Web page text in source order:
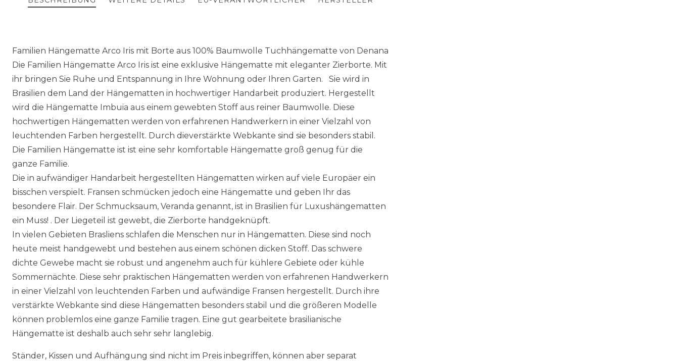
Familien Hängematte Arco Iris mit Borte aus 100% Baumwolle Tuchhängematte von Denana
Die Familien Hängematte Arco Iris ist eine exklusive Hängematte mit eleganter Zierborte. Mit
ihr bringen Sie Ruhe und Entspannung in Ihre Wohnung oder Ihren Garten. Sie wird in
Brasilien dem Land der Hängematten in hochwertiger Handarbeit produziert. Hergestellt
wird die Hängematte Imbuia aus einem gewebten Stoff aus reiner Baumwolle. Diese
hochwertigen Hängematten werden von erfahrenen Handwerkern in einer Vielzahl von
leuchtenden Farben hergestellt. Durch dieverstärkte Webkante sind sie besonders stabil.
Die Familien Hängematte ist ist eine sehr komfortable Hängematte groß genug für die
ganze Familie.
Die in aufwändiger Handarbeit hergestellten Hängematten wirken auf viele Europäer ein
bisschen verspielt. Fransen schmücken jedoch eine Hängematte und geben Ihr das
besondere Flair. Der Schmucksaum, Veranda genannt, ist in Brasilien für Luxushängematten
ein Muss! . Der Liegeteil ist gewebt, die Zierborte handgeknüpft.
In vielen Gebieten Brasliens schlafen die Menschen nur in Hängematten. Diese sind noch
heute meist handgewebt und bestehen aus einem schönen dicken Stoff. Das schwere
dichte Gewebe macht sie robust und angenehm auch für kühlere Gebiete oder kühle
Sommernächte. Diese sehr praktischen Hängematten werden von erfahrenen Handwerkern
in einer Vielzahl von leuchtenden Farben und aufwändige Fransen hergestellt. Durch ihre
verstärkte Webkante sind diese Hängematten besonders stabil und die größeren Modelle
können problemlos eine ganze Familie tragen. Eine gut gearbeitete brasilianische
Hängematte ist deshalb auch sehr sehr langlebig.
Ständer, Kissen und Aufhängung sind nicht im Preis inbegriffen, können aber separat